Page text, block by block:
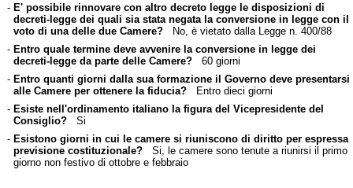
- E' possibile rinnovare con altro decreto legge le disposizioni di
decreti-legge dei quali sia stata negata la conversione in legge con il
voto di una delle due Camere?No, è vietato dalla Legge n. 400/88
- Entro quale termine deve avvenire la conversione in legge dei
decreti-legge da parte delle Camere?60 giorni
- Entro quanti giorni dalla sua formazione il Governo deve presentarsi
alle Camere per ottenere la fiducia?Entro dieci giorni
- Esiste nell'ordinamento italiano la figura del Vicepresidente del
Consiglio?Si
- Esistono giorni in cui le camere si riuniscono di diritto per espressa
previsione costituzionale?Si, le camere sono tenute a riunirsi il primo
giorno non festivo di ottobre e febbraio